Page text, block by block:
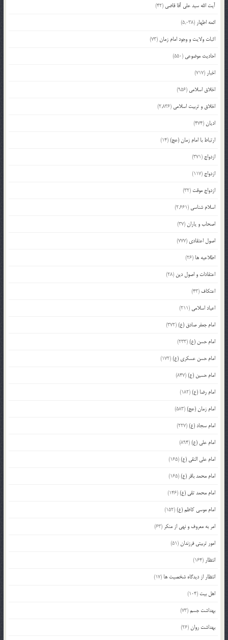
آیت الله سید علی آقا قاضی (42)
ائمه اطهار (5,038)
اثبات ولایت و وجود امام زمان(73)
احادیث موضوعی (550)
اخبار (717)
اخلاق اسلامی (956)
اخلاق و تربیت اسلامی (2,836)
ادیان(474)
ارتباط با امام زمان (عج)(14)
ازدواج (371)
ازدواج (117)
ازدواج موقت (32)
اسلام شناسی (2,661)
اصحاب و یاران(37)
اصول اعتقادی (777)
اطلاعیه ها (26)
اعتقادات و اصول دین (28)
اعتکاف (43)
اعیاد اسلامی (211)
امام جعفر صادق (ع)(372)
امام حسن (ع)(233)
امام حسن عسکری (ع)(172)
امام حسین (ع)(847)
امام رضا (ع)(182)
امام زمان (عج)(583)
امام سجاد (ع)(227)
امام علی (ع)(894)
امام علی النقی (ع)(165)
امام محمد باقر (ع)(165)
امام محمد تقی (ع)(146)
امام موسی کاظم (ع)(152)
امر به معروف و نهی از منکر (63)
امور تربیتی فرزندان(51)
انتظار (164)
انتظار از دیدگاه شخصیت ها (17)
اهل بیت (104)
بهداشت جسم(73)
بهداشت روان(26)